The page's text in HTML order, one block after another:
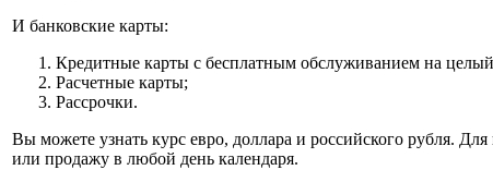
И банковские карты:
Кредитные карты с бесплатным обслуживанием на
Расчетные карты;
Рассрочки.
Вы можете узнать курс евро, доллара и российского рубля.
или продажу в любой день календаря.